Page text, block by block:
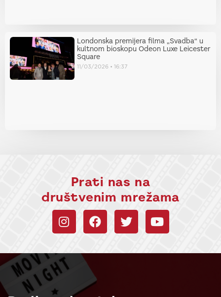
Londonska premijera filma „Svadba“ u
kultnom bioskopu Odeon Luxe Leicester
Square
11/03/2026 16:37
Prati nas na
društvenim mrežama